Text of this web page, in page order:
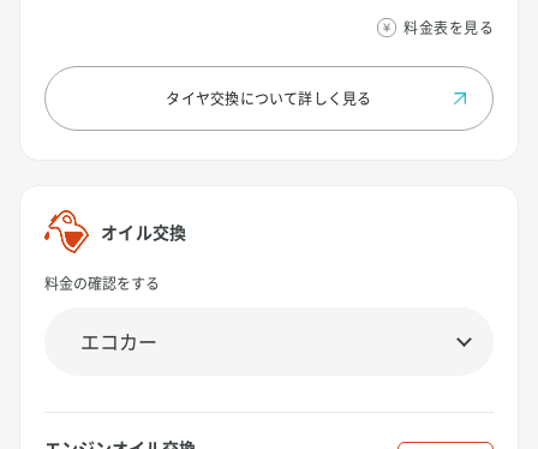
料金表を見る
タイヤ交換について詳しく見る
オイル交換
料金の確認をする